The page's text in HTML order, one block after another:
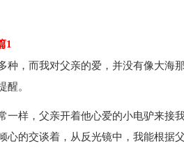
1
种，而我对父亲的爱，并没有像大海
醒。
一样，父亲开着他心爱的小电驴来接
心的交谈着，从反光镜中，我能根据